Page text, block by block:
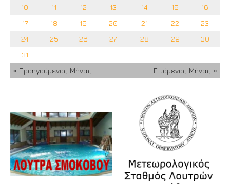
10
11 12 13 14 15
16
17
18 19 20 21 22
23
24
25 26 27 28 29
30
31
« Προηγούμενος Μήνας
Επόμενος Μήνας »